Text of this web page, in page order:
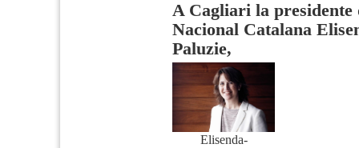
A Cagliari la presidente
Nacional Catalana
Paluzie,
Elisenda-